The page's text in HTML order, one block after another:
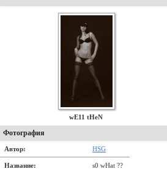
wE11 tHeN
Фотография
Автор: HSG
Название: s0 wHat ??